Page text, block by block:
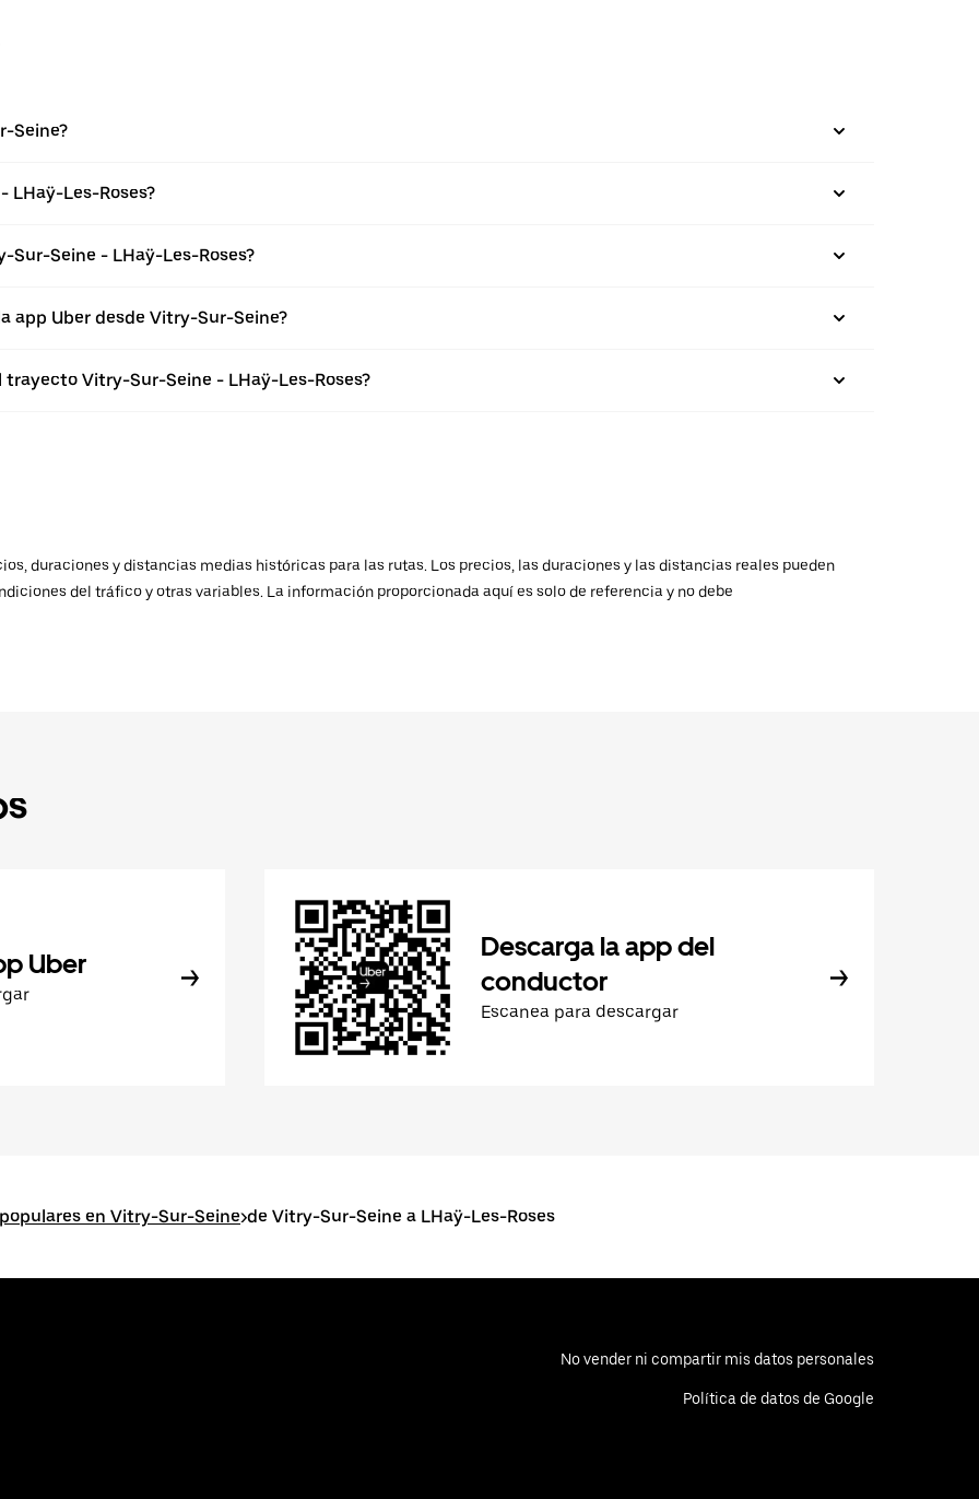
Seine?
Les-Roses?
Seine - LHaÿ-Les-Roses?
app Uber desde Vitry-Sur-Seine?
Vitry-Sur-Seine - LHaÿ-Les-Roses?
duraciones y distancias medias históricas para las rutas. Los precios, las duraciones y las distancias reales pueden
del tráfico y otras variables. La información proporcionada aquí es solo de referencia y no debe
Uber
Descarga la app del
conductor
Escanea para descargar
en Vitry-Sur-Seine>de Vitry-Sur-Seine a LHaÿ-Les-Roses
No vender ni compartir mis datos personales
Política de datos de Google